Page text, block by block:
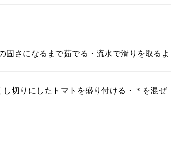
固さになるまで茹でる・流水で滑りを取るよ
切りにしたトマトを盛り付ける・＊を混ぜ